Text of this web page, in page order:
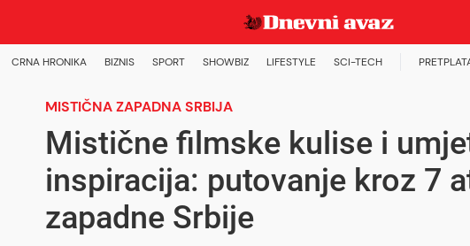
CRNA HRONIKA BIZNIS SPORT SHOWBIZ LIFESTYLE SCI-TECH
MISTIČNA ZAPADNA SRBIJA
Mistične filmske kulise i
inspiracija: putovanje kroz 7
zapadne Srbije